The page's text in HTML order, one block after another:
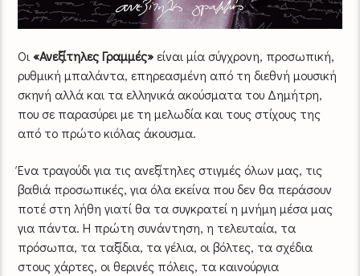
Οι«Ανεξίτηλες Γραμμές»είναι μία σύγχρονη, προσωπική,
ρυθμική μπαλάντα, επηρεασμένη από τη διεθνή μουσική
σκηνή αλλά και τα ελληνικά ακούσματα του Δημήτρη,
που σε παρασύρει με τη μελωδία και τους στίχους της
από το πρώτο κιόλας άκουσμα.
Ένα τραγούδι για τις ανεξίτηλες στιγμές όλων μας, τις
βαθιά προσωπικές, για όλα εκείνα που δεν θα περάσουν
ποτέ στη λήθη γιατί θα τα συγκρατεί η μνήμη μέσα μας
για πάντα. Η πρώτη συνάντηση, η τελευταία, τα
πρόσωπα, τα ταξίδια, τα γέλια, οι βόλτες, τα σχέδια
στους χάρτες, οι θερινές πόλεις, τα καινούργια